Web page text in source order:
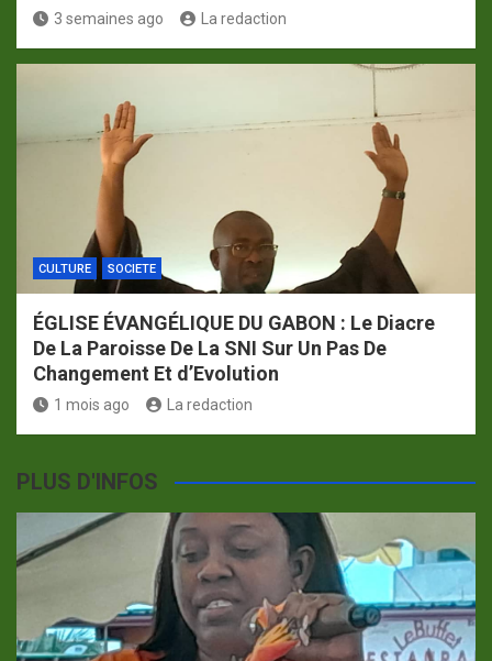
3 semaines ago La redaction
CULTURE SOCIETE
ÉGLISE ÉVANGÉLIQUE DU GABON : Le Diacre
De La Paroisse De La SNI Sur Un Pas De
Changement Et d’Evolution
1 mois ago La redaction
PLUS D'INFOS